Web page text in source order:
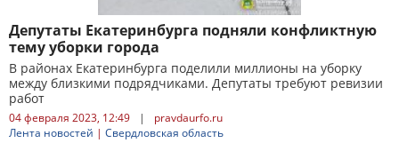
Депутаты Екатеринбурга подняли конфликтную
тему уборки города
В районах Екатеринбурга поделили миллионы на уборку
между близкими подрядчиками. Депутаты требуют ревизии
работ
04 февраля 2023, 12:49 |
pravdaurfo.ru
Лента новостей | Свердловская область